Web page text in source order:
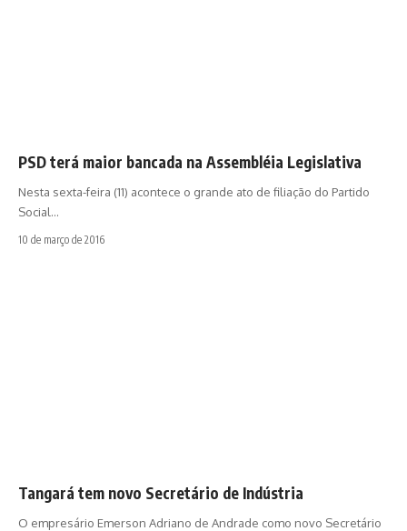
PSD terá maior bancada na Assembléia Legislativa
Nesta sexta-feira (11) acontece o grande ato de filiação do Partido
Social…
10 de março de 2016
Tangará tem novo Secretário de Indústria
O empresário Emerson Adriano de Andrade como novo Secretário